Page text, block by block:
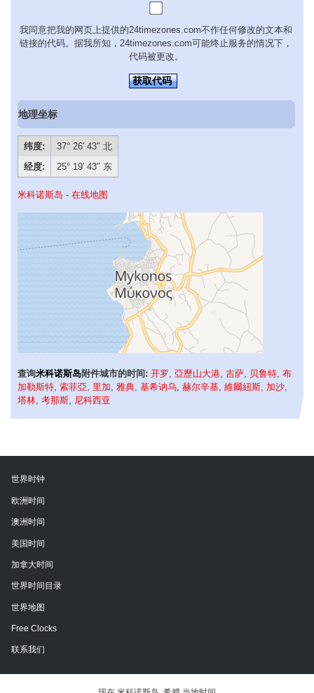
我同意把我的网页上提供的24timezones.com不作任何修改的文本和
链接的代码。据我所知，24timezones.com可能终止服务的情况下，
代码被更改。
获取代码
地理坐标
纬度:
37° 26′ 43″ 北
经度:
25° 19′ 43″ 东
米科诺斯岛 - 在线地图
查询米科诺斯岛 附件城市的时间: 开罗 亞歷山大港 吉萨 贝鲁特 布
加勒斯特 索菲亞 里加 雅典 基希讷乌 赫尔辛基 維爾紐斯 加沙
塔林 考那斯 尼科西亚
世界时钟
欧洲时间
澳洲时间
美国时间
加拿大时间
世界时间目录
世界地图
Free Clocks
联系我们